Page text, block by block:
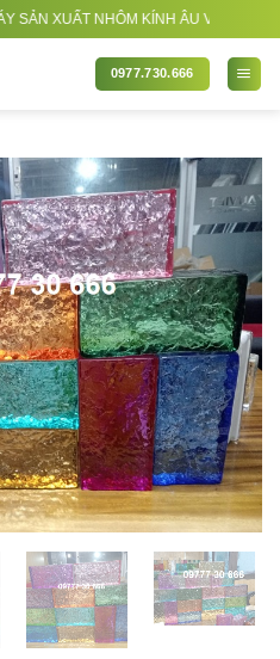
NHÔM KÍNH ÂU VIỆT. Nhà Sản
0977.730.666